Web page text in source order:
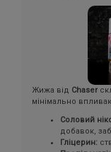
Жижа від Chaser
мінімально
Соловий
добавок,
Гліцерин: